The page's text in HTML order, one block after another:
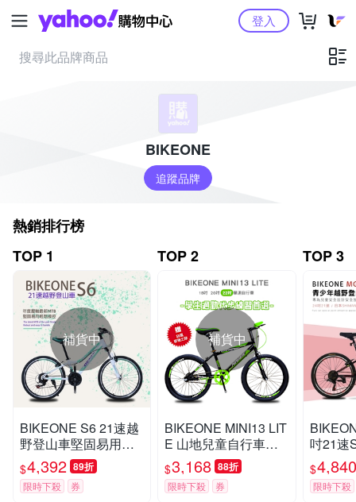
Yahoo購物中心登入
BIKEONE
追蹤品牌
熱銷排行榜
TOP 1
補貨中
BIKEONE S6 21速越
野登山車堅固易用輕
鬆操控行進山地車性
價比年度壓軸最新MT
B
$4,392 89折
限時下殺 券
TOP 2
補貨中
BIKEONE MINI13 LIT
E 山地兒童自行車男
孩6-15歲小孩青少年
22吋單速自行車學生
通勤代步練習首選單
$3,168 88折
限時下殺 券
TOP 3
吋21速
變合
山車堅
控行進
$4,840
限時下殺